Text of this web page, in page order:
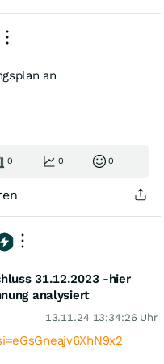
an
0 0 0
31.12.2023 -hier
analysiert
13.11.24 13:34:26 Uhr